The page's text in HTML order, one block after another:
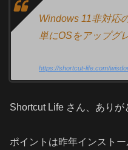
Windows 11非対応
単にOSをアップグ
https://shortcut-life.com/
Shortcut Life さん、ありが
ポイントは昨年インスト